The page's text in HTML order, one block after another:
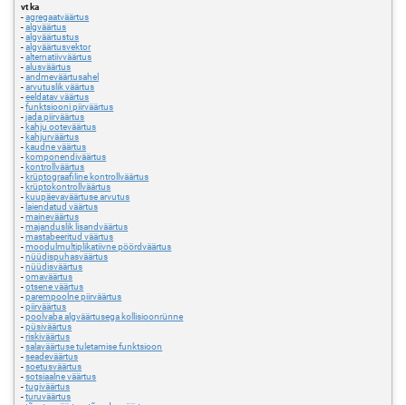
vt ka
-agregaatväärtus
-algväärtus
-algväärtustus
-algväärtusvektor
-alternatiivväärtus
-alusväärtus
-andmeväärtusahel
-arvutuslik väärtus
-eeldatav väärtus
-funktsiooni piirväärtus
-jada piirväärtus
- kahju ooteväärtus
- kahjurväärtus
- kaudne väärtus
- komponendiväärtus
- kontrollväärtus
- krüptograafiline kontrollväärtus
- krüptokontrollväärtus
- kuupäevaväärtuse arvutus
- laiendatud väärtus
-maineväärtus
-majanduslik lisandväärtus
-mastabeeritud väärtus
-moodulmultiplikatiivne pöördväärtus
-nüüdispuhasväärtus
-nüüdisväärtus
-omaväärtus
-otsene väärtus
-parempoolne piirväärtus
-piirväärtus
-poolvaba algväärtusega kollisioonrünne
-püsiväärtus
-riskiväärtus
-salaväärtuse tuletamise funktsioon
-seadeväärtus
-soetusväärtus
-sotsiaalne väärtus
-tugiväärtus
-turuväärtus